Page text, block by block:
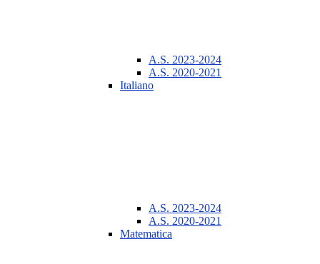
A.S. 2023-2024
A.S. 2020-2021
Italiano
A.S. 2023-2024
A.S. 2020-2021
Matematica